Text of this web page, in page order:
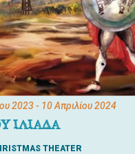
2023- 10 Απριλίου 2024
ΙΛΙΑΔΑ
THEATER